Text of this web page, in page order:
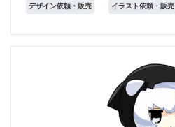
デザイン依頼・販売 イラスト依頼・販売